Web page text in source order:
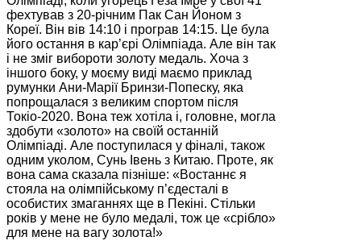
фехтував з 20-річним Пак Сан Йоном з
Кореї. Він вів 14:10 і програв 14:15. Це була
його остання в кар’єрі Олімпіада. Але він так
і не зміг вибороти золоту медаль. Хоча з
іншого боку, у моєму виді маємо приклад
румунки Ани-Марії Бринзи-Попеску, яка
попрощалася з великим спортом після
Токіо-2020. Вона теж хотіла і, головне, могла
здобути «золото» на своїй останній
Олімпіаді. Але поступилася у фіналі, також
одним уколом, Сунь Івень з Китаю. Проте, як
вона сама сказала пізніше: «Востаннє я
стояла на олімпійському п’єдесталі в
особистих змаганнях ще в Пекіні. Стільки
років у мене не було медалі, тож це «срібло»
для мене на вагу золота!»